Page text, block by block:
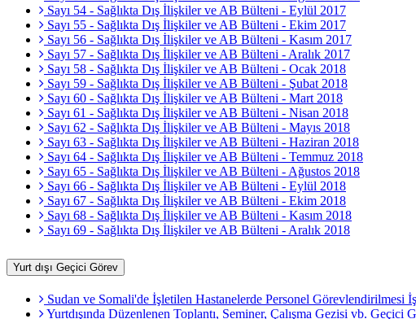
Sayı 54 - Sağlıkta Dış İlişkiler ve AB Bülteni - Eylül 2017
Sayı 55 - Sağlıkta Dış İlişkiler ve AB Bülteni - Ekim 2017
Sayı 56 - Sağlıkta Dış İlişkiler ve AB Bülteni - Kasım 2017
Sayı 57 - Sağlıkta Dış İlişkiler ve AB Bülteni - Aralık 2017
Sayı 58 - Sağlıkta Dış İlişkiler ve AB Bülteni - Ocak 2018
Sayı 59 - Sağlıkta Dış İlişkiler ve AB Bülteni - Şubat 2018
Sayı 60 - Sağlıkta Dış İlişkiler ve AB Bülteni - Mart 2018
Sayı 61 - Sağlıkta Dış İlişkiler ve AB Bülteni - Nisan 2018
Sayı 62 - Sağlıkta Dış İlişkiler ve AB Bülteni - Mayıs 2018
Sayı 63 - Sağlıkta Dış İlişkiler ve AB Bülteni - Haziran 2018
Sayı 64 - Sağlıkta Dış İlişkiler ve AB Bülteni - Temmuz 2018
Sayı 65 - Sağlıkta Dış İlişkiler ve AB Bülteni - Ağustos 2018
Sayı 66 - Sağlıkta Dış İlişkiler ve AB Bülteni - Eylül 2018
Sayı 67 - Sağlıkta Dış İlişkiler ve AB Bülteni - Ekim 2018
Sayı 68 - Sağlıkta Dış İlişkiler ve AB Bülteni - Kasım 2018
Sayı 69 - Sağlıkta Dış İlişkiler ve AB Bülteni - Aralık 2018
Yurt dışı Geçici Görev
Sudan ve Somali'de İşletilen Hastanelerde Personel Görevlendirilmesi
Yurtdışında Düzenlenen Toplantı, Seminer, Çalışma Gezisi vb.